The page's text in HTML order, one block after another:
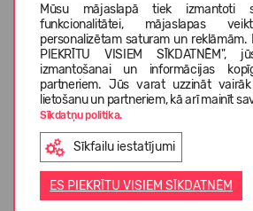
Mūsu mājaslapā tiek izmantoti
funkcionalitātei, mājaslapas
personalizētam saturam un reklāmām.
PIEKRĪTU VISIEM SĪKDATNĒM",
izmantošanai un informācijas
partneriem. Jūs varat uzzināt
lietošanu un partneriem, kā arī mainīt
Sīkdatņu politika.
Sīkfailu iestatījumi
ES PIEKRĪTU VISIEM SĪKDATNĒM
PAR REIMA
KLIENTU ATSAUKSMES (0)
Līdzīgas